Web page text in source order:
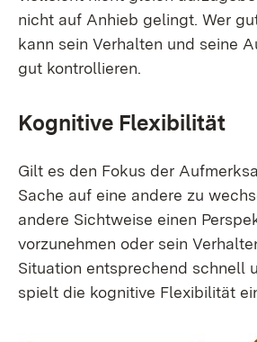
nicht auf Anhieb gelingt. Wer
kann sein Verhalten und seine
gut kontrollieren.
Kognitive Flexibilität
Gilt es den Fokus der
Sache auf eine andere zu
andere Sichtweise einen
vorzunehmen oder sein
Situation entsprechend schnell
spielt die kognitive Flexibilität